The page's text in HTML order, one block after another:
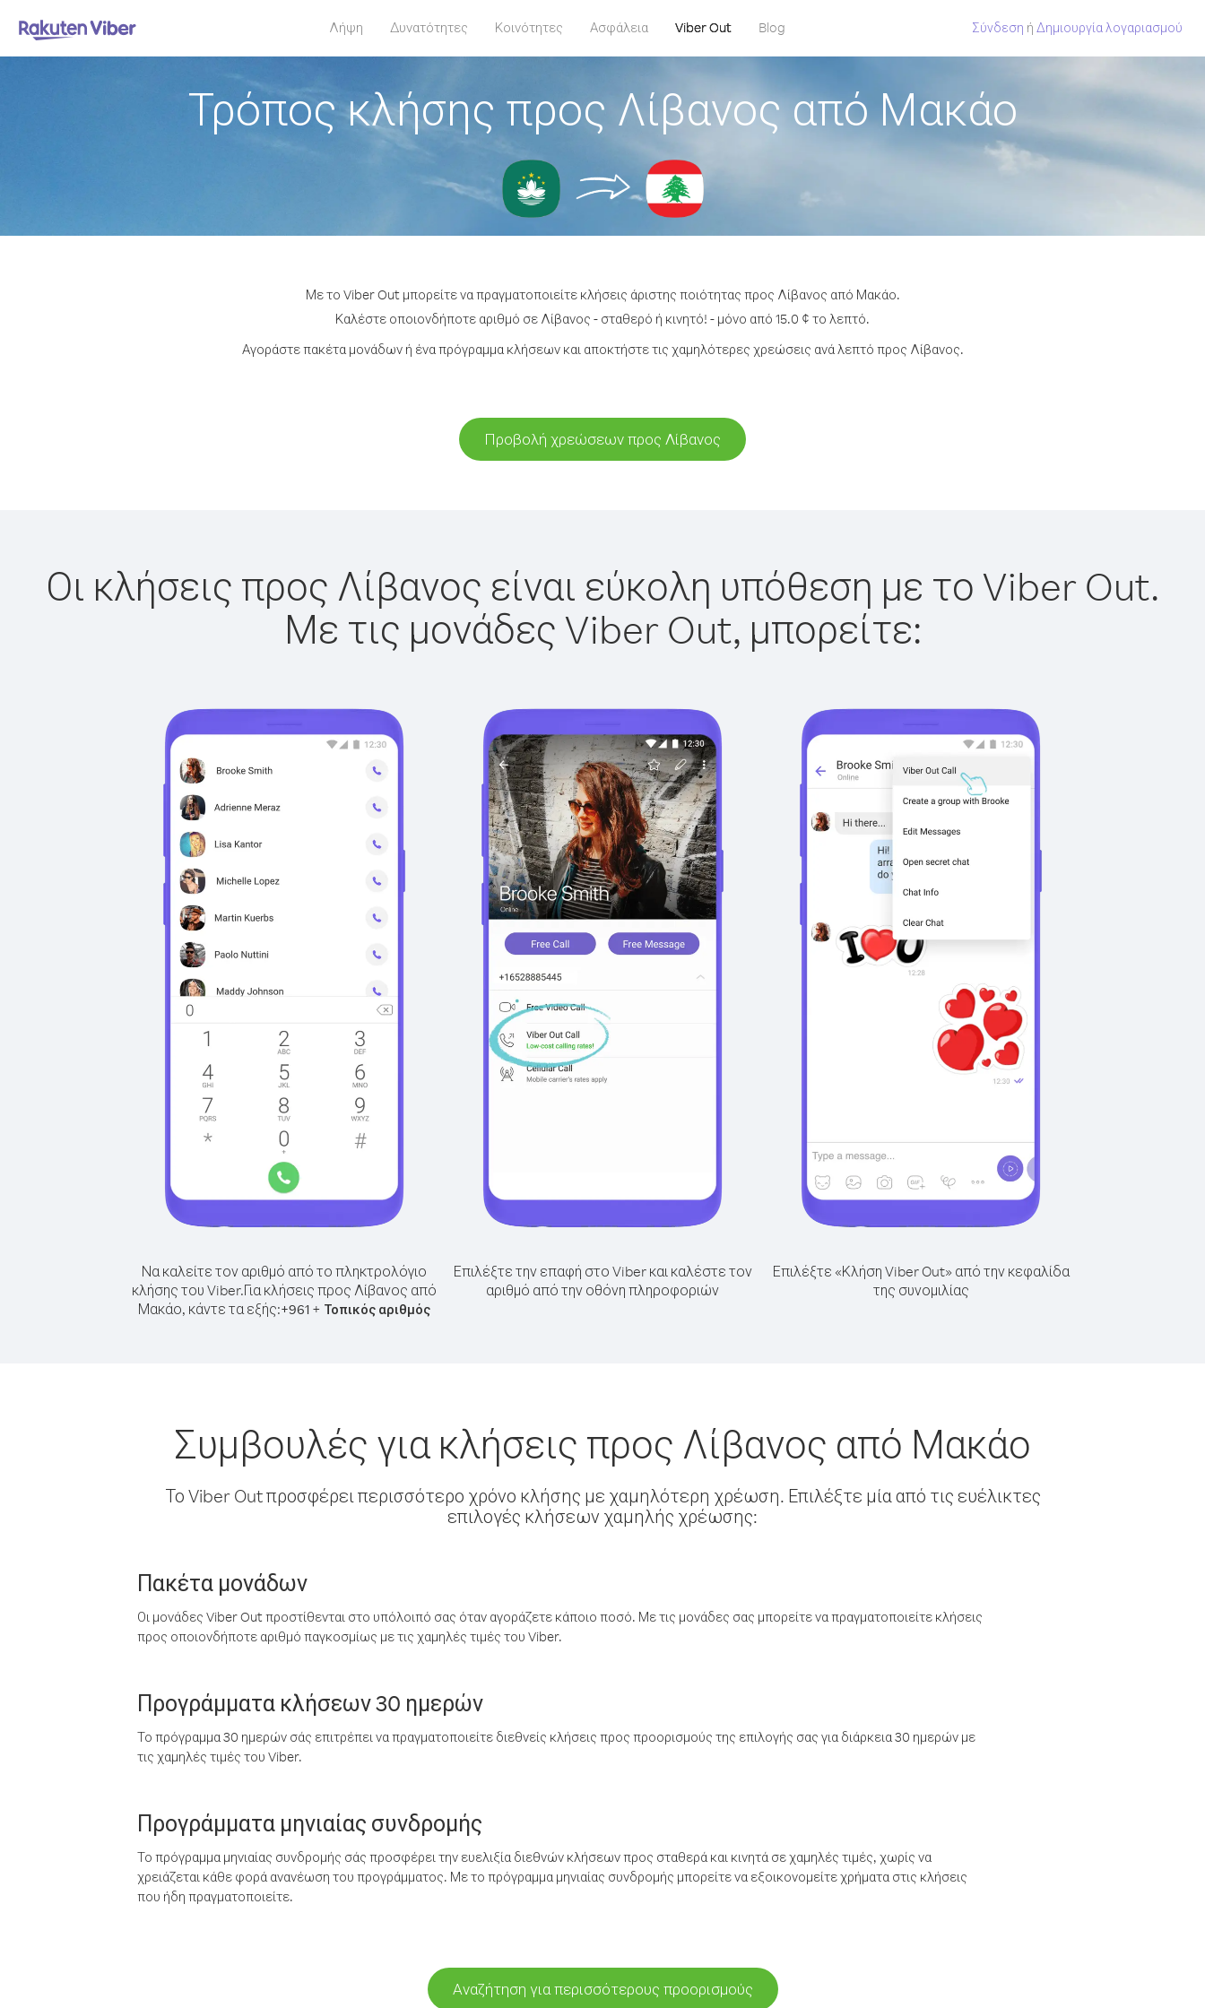
Λήψη Δυνατότητες Κοινότητες Ασφάλεια Viber Out Blog Σύνδεση ή Δημιουργία λογαριασμού
Τρόπος κλήσης προς Λίβανος από Μακάο
Με το Viber Out μπορείτε να πραγματοποιείτε κλήσεις άριστης ποιότητας προς Λίβανος από Μακάο.
Καλέστε οποιονδήποτε αριθμό σε Λίβανος - σταθερό ή κινητό! - μόνο από 15.0 ¢ το λεπτό.
Αγοράστε πακέτα μονάδων ή ένα πρόγραμμα κλήσεων και αποκτήστε τις χαμηλότερες χρεώσεις ανά λεπτό προς Λίβανος.
Προβολή χρεώσεων προς Λίβανος
Οι κλήσεις προς Λίβανος είναι εύκολη υπόθεση με το Viber Out.
Με τις μονάδες Viber Out, μπορείτε:
Να καλείτε τον αριθμό από το πληκτρολόγιο
κλήσης του Viber.Για κλήσεις προς Λίβανος από
Μακάο, κάντε τα εξής:+961 + Τοπικός αριθμός
Επιλέξτε την επαφή στο Viber και καλέστε τον
αριθμό από την οθόνη πληροφοριών
Επιλέξτε «Κλήση Viber Out» από την κεφαλίδα
της συνομιλίας
Συμβουλές για κλήσεις προς Λίβανος από Μακάο
Το Viber Out προσφέρει περισσότερο χρόνο κλήσης με χαμηλότερη χρέωση. Επιλέξτε μία από τις ευέλικτες
επιλογές κλήσεων χαμηλής χρέωσης:
Πακέτα μονάδων
Οι μονάδες Viber Out προστίθενται στο υπόλοιπό σας όταν αγοράζετε κάποιο ποσό. Με τις μονάδες σας μπορείτε να πραγματοποιείτε κλήσεις
προς οποιονδήποτε αριθμό παγκοσμίως με τις χαμηλές τιμές του Viber.
Προγράμματα κλήσεων 30 ημερών
Το πρόγραμμα 30 ημερών σάς επιτρέπει να πραγματοποιείτε διεθνείς κλήσεις προς προορισμούς της επιλογής σας για διάρκεια 30 ημερών με
τις χαμηλές τιμές του Viber.
Προγράμματα μηνιαίας συνδρομής
Το πρόγραμμα μηνιαίας συνδρομής σάς προσφέρει την ευελιξία διεθνών κλήσεων προς σταθερά και κινητά σε χαμηλές τιμές, χωρίς να
χρειάζεται κάθε φορά ανανέωση του προγράμματος. Με το πρόγραμμα μηνιαίας συνδρομής μπορείτε να εξοικονομείτε χρήματα στις κλήσεις
που ήδη πραγματοποιείτε.
Αναζήτηση για περισσότερους προορισμούς